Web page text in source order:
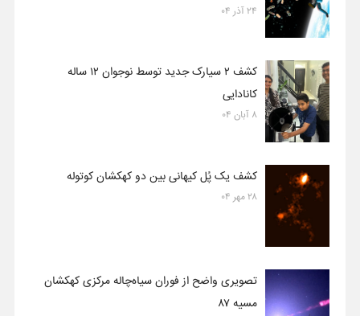
۲۴ آذر ۰۴
کشف ۲ سیارک جدید توسط نوجوان ۱۲ ساله
کانادایی
۸ آبان ۰۴
کشف یک پُل کیهانی بین دو کهکشان کوتوله
۲۸ مهر ۰۴
تصویری واضح از فوران سیاه‌چاله مرکزی کهکشان
مسیه ۸۷